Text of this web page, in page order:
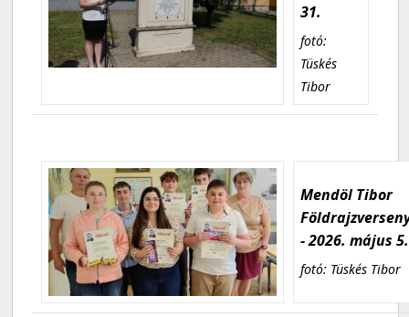
31.
fotó:
Tüskés
Tibor
Mendöl Tibor
- 2026. május 5.
fotó: Tüskés Tibor